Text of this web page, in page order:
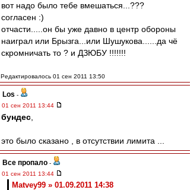
вот надо было тебе вмешаться...???
согласен :)
отчасти.....он бы уже давно в центр обороны
наиграл или Брызга...или Шушукова......да чё
скромничать то ? и ДЗЮБУ !!!!!!!
Редактировалось 01 сен 2011 13:50
Los -
01 сен 2011 13:44
бундес
это было сказано , в отсутствии лимита ...
Все пропало -
01 сен 2011 13:44
Matvey99 » 01.09.2011 14:38